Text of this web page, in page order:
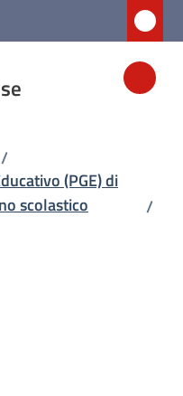
/
(PGE) di
scolastico
/